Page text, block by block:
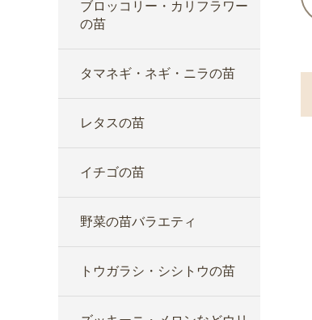
ブロッコリー・カリフラワー
の苗
タマネギ・ネギ・ニラの苗
レタスの苗
イチゴの苗
野菜の苗バラエティ
トウガラシ・シシトウの苗